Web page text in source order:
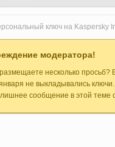
ключ на Kaspersky
модератора!
несколько просьб?
не выкладывались
сообщение в этой теме